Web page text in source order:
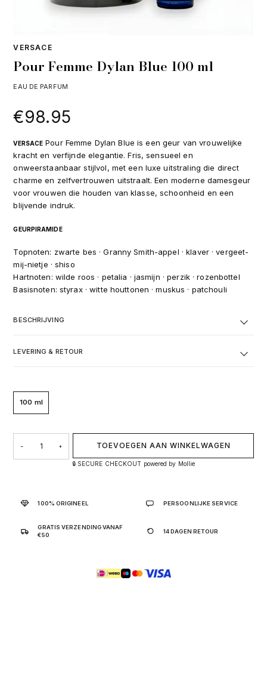
VERSACE
Pour Femme Dylan Blue 100 ml
EAU DE PARFUM
€98.95
VERSACE Pour Femme Dylan Blue is een geur van vrouwelijke
kracht en verfijnde elegantie. Fris, sensueel en
onweerstaanbaar stijlvol, met een luxe uitstraling die direct
charme en zelfvertrouwen uitstraalt. Een moderne damesgeur
voor vrouwen die houden van klasse, schoonheid en een
blijvende indruk.
GEURPIRAMIDE
Topnoten: zwarte bes · Granny Smith-appel · klaver · vergeet-
mij-nietje · shiso
Hartnoten: wilde roos · petalia · jasmijn · perzik · rozenbottel
Basisnoten: styrax · witte houttonen · muskus · patchouli
BESCHRIJVING
LEVERING & RETOUR
100 ml
− + TOEVOEGEN AAN WINKELWAGEN
🔒 SECURE CHECKOUT powered by Mollie
100% ORIGINEEL PERSOONLIJKE SERVICE
GRATIS VERZENDING VANAF
€50
14 DAGEN RETOUR